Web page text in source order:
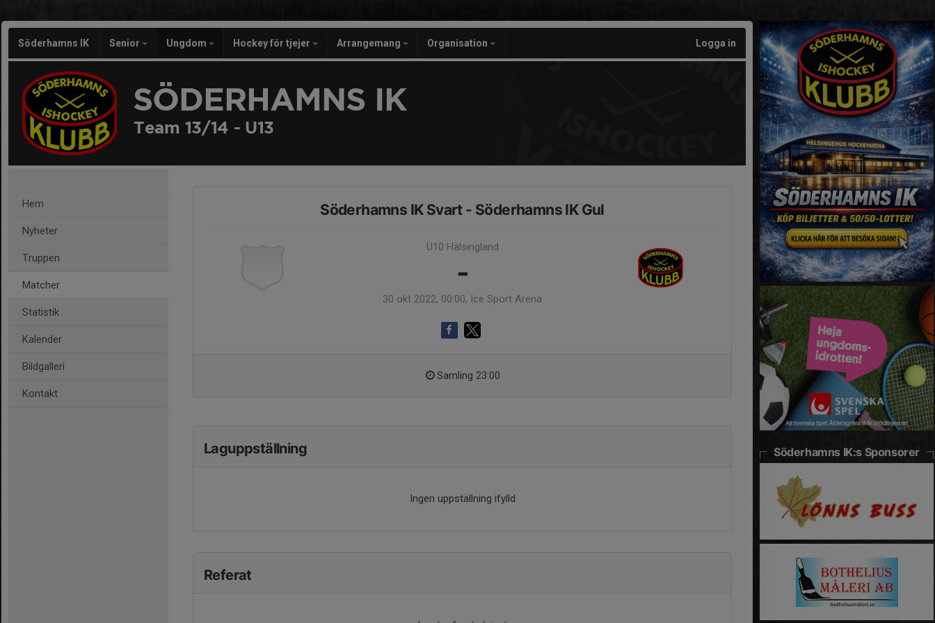
Söderhamns IK Senior Ungdom Hockey för tjejer Arrangemang Organisation Logga in
SÖDERHAMNS IK
Team 13/14 - U13
Hem
Nyheter
Truppen
Matcher
Statistik
Kalender
Bildgalleri
Kontakt
Söderhamns IK Svart - Söderhamns IK Gul
U10 Hälsingland
-
30 okt 2022, 00:00, Ice Sport Arena
Samling 23:00
Laguppställning
Ingen uppställning ifylld
Referat
Söderhamns IK:s Sponsorer